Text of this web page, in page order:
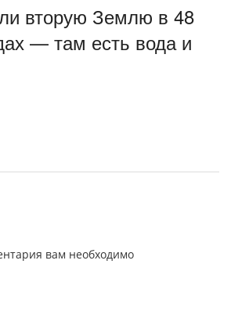
вторую Землю в 48
— там есть вода и
вам необходимо